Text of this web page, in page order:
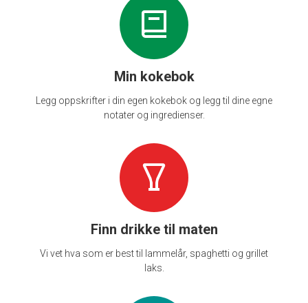
Min kokebok
Legg oppskrifter i din egen kokebok og legg til dine egne
notater og ingredienser.
Finn drikke til maten
Vi vet hva som er best til lammelår, spaghetti og grillet
laks.